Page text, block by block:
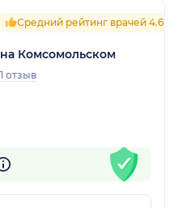
Средний рейтинг врачей 4.6
Комсомольском
отзыв